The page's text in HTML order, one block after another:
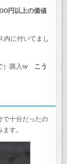
円以上の価値
内に付いてまし
）購入w こう
で十分だったの
す。